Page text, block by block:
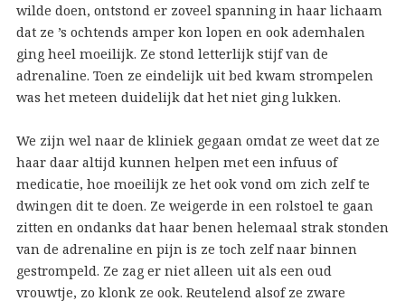
wilde doen, ontstond er zoveel spanning in haar lichaam
dat ze ’s ochtends amper kon lopen en ook ademhalen
ging heel moeilijk. Ze stond letterlijk stijf van de
adrenaline. Toen ze eindelijk uit bed kwam strompelen
was het meteen duidelijk dat het niet ging lukken.
We zijn wel naar de kliniek gegaan omdat ze weet dat ze
haar daar altijd kunnen helpen met een infuus of
medicatie, hoe moeilijk ze het ook vond om zich zelf te
dwingen dit te doen. Ze weigerde in een rolstoel te gaan
zitten en ondanks dat haar benen helemaal strak stonden
van de adrenaline en pijn is ze toch zelf naar binnen
gestrompeld. Ze zag er niet alleen uit als een oud
vrouwtje, zo klonk ze ook. Reutelend alsof ze zware